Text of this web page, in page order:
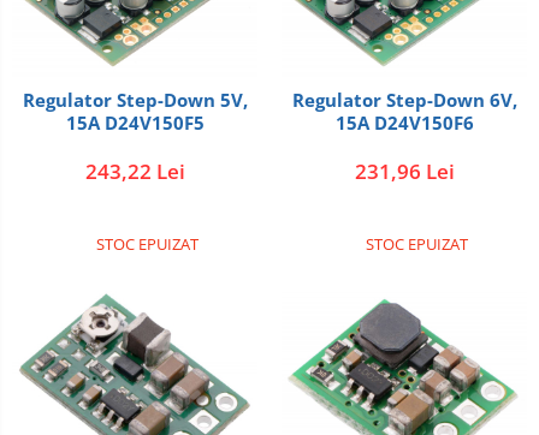
Regulator Step-Down 5V,
15A D24V150F5
243,22 Lei
STOC EPUIZAT
Regulator Step-Down 6V,
15A D24V150F6
231,96 Lei
STOC EPUIZAT